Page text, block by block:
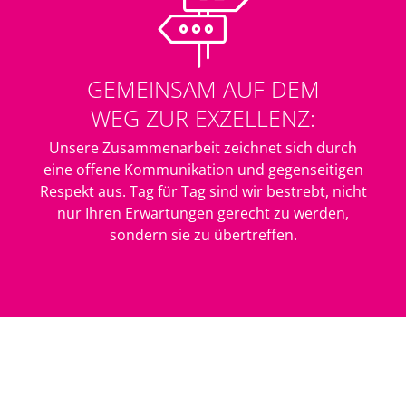
GEMEINSAM AUF DEM
WEG ZUR EXZELLENZ:
Unsere Zusammenarbeit zeichnet sich durch
eine offene Kommunikation und gegenseitigen
Respekt aus. Tag für Tag sind wir bestrebt, nicht
nur Ihren Erwartungen gerecht zu werden,
sondern sie zu übertreffen.